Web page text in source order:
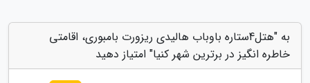
به "هتل4ستاره باوباب هالیدی ریزورت بامبوری، اقامتی
خاطره انگیز در برترین شهر کنیا" امتیاز دهید